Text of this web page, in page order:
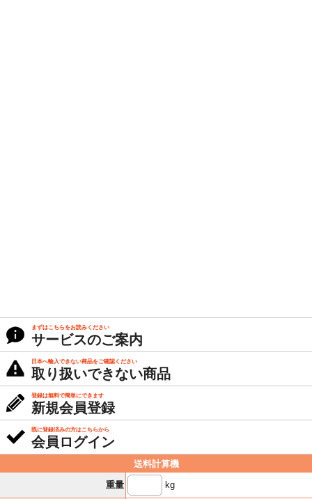
まずはこちらをお読みください
サービスのご案内
日本へ輸入できない商品をご確認ください
取り扱いできない商品
登録は無料で簡単にできます
新規会員登録
既に登録済みの方はこちらから
会員ログイン
送料計算機
重量
kg